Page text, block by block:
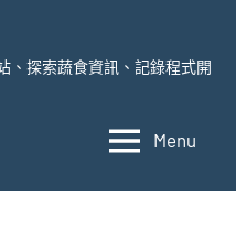
、探索蔬食資訊、記錄程式開
Menu